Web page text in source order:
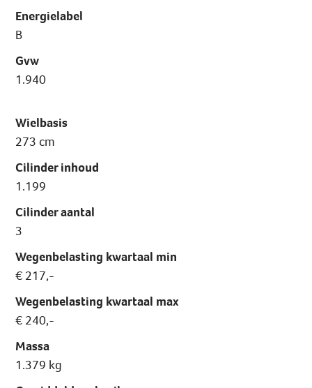
Energielabel
B
Gvw
1.940
Wielbasis
273 cm
Cilinder inhoud
1.199
Cilinder aantal
3
Wegenbelasting kwartaal min
€ 217,-
Wegenbelasting kwartaal max
€ 240,-
Massa
1.379 kg